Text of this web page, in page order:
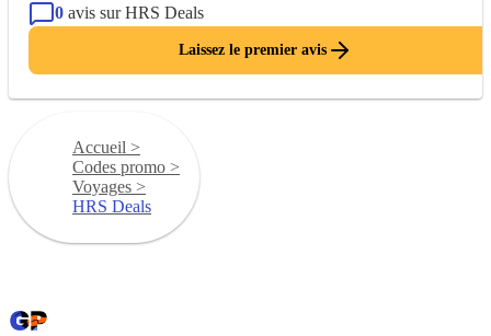
0 avis sur HRS Deals
Laissez le premier avis
Accueil >
Codes promo >
Voyages >
HRS Deals